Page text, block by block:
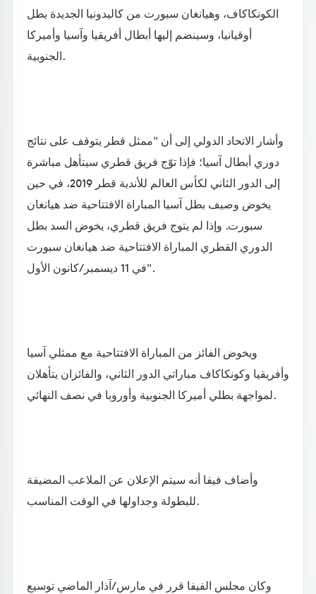
الكونكاكاف، وهيانغان سبورت من كاليدونيا الجديدة بطل
أوقيانيا، وسينضم إليها أبطال أفريقيا وآسيا وأميركا
الجنوبية.
وأشار الاتحاد الدولي إلى أن "ممثل قطر يتوقف على نتائج
دوري أبطال آسيا؛ فإذا توّج فريق قطري سيتأهل مباشرة
إلى الدور الثاني لكأس العالم للأندية قطر 2019، في حين
يخوض وصيف بطل آسيا المباراة الافتتاحية ضد هيانغان
سبورت. وإذا لم يتوج فريق قطري، يخوض السد بطل
الدوري القطري المباراة الافتتاحية ضد هيانغان سبورت
في 11 ديسمبر/كانون الأول".
ويخوض الفائز من المباراة الافتتاحية مع ممثلي آسيا
وأفريقيا وكونكاكاف مباراتي الدور الثاني، والفائزان يتأهلان
لمواجهة بطلي أميركا الجنوبية وأوروبا في نصف النهائي.
وأضاف فيفا أنه سيتم الإعلان عن الملاعب المضيفة
للبطولة وجداولها في الوقت المناسب.
وكان مجلس الفيفا قرر في مارس/آذار الماضي توسيع